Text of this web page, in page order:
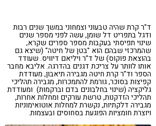
ד"ר קרת שהיה טבעוני וצמחוני במשך שנים רבות
ודגל בתפריט דל שומן, עשה לפני מספר שנים
שינוי תפיסתי בעקבות מספר ספרים שקרא,
שהמרכזי שבהם הוא "בטן של חיטה" (שיצא גם
בהוצאת פוקוס) של ד"ר ויליאם דיוויס. שעודד
אותו לוותר על צריכת דגנים בהדרגה. אליבא מחבר
הספר וד"ר קרת חיטה מגבירה תיאבון, מעודדת
קפיצות בסוכר, גורמת להתמכרות, מגבירה תהליכי
גליקציה (שינוי בחלבונים בדם וברקמות) ומעודדת
תהליכי הזדקנות, טרשת עורקים ומחלות אחרות,
מגבירה דלקתיות, נקשרת למחלות אוטואימוניות
ויוצרת חומציות הפוגעת בסחוסים ובעצמות.